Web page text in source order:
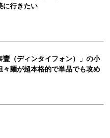
に行きたい
豐（ディンタイフォン）」の小
々麺が超本格的で単品でも攻め